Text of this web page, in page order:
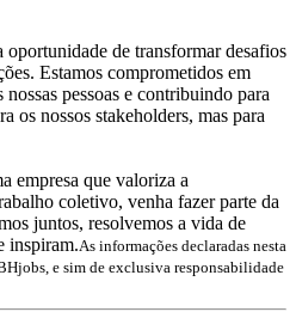
oportunidade de transformar desafios
Estamos comprometidos em
pessoas e contribuindo para
os nossos stakeholders, mas para
empresa que valoriza a
coletivo, venha fazer parte da
juntos, resolvemos a vida de
inspiram.As informações declaradas nesta
e sim de exclusiva responsabilidade